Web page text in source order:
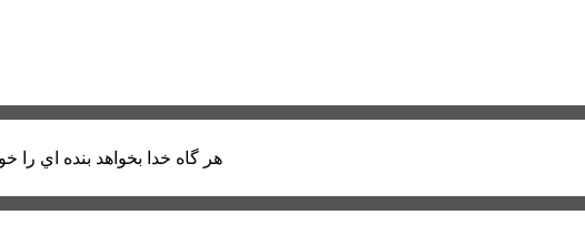
هر گاه خدا بخواهد بنده اي را